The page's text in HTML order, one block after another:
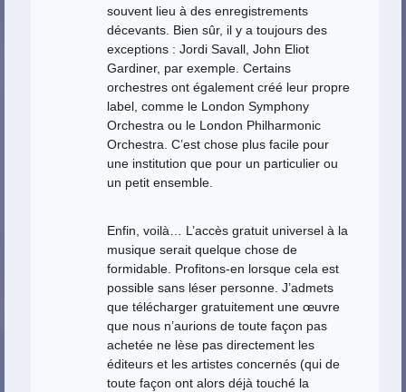
souvent lieu à des enregistrements
décevants. Bien sûr, il y a toujours des
exceptions : Jordi Savall, John Eliot
Gardiner, par exemple. Certains
orchestres ont également créé leur propre
label, comme le London Symphony
Orchestra ou le London Philharmonic
Orchestra. C’est chose plus facile pour
une institution que pour un particulier ou
un petit ensemble.
Enfin, voilà… L’accès gratuit universel à la
musique serait quelque chose de
formidable. Profitons-en lorsque cela est
possible sans léser personne. J’admets
que télécharger gratuitement une œuvre
que nous n’aurions de toute façon pas
achetée ne lèse pas directement les
éditeurs et les artistes concernés (qui de
toute façon ont alors déjà touché la